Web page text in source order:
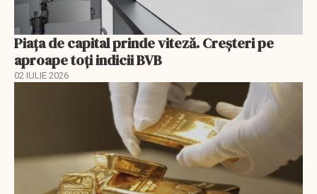
Piața de capital prinde viteză. Creșteri pe
aproape toți indicii BVB
02 IULIE 2026